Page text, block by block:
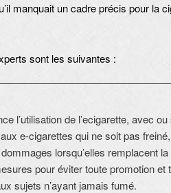
manquait un cadre précis pour la
sont les suivantes :
l’utilisation de l’ecigarette, avec
e-cigarettes qui ne soit pas
lorsqu’elles remplacent
pour éviter toute promotion et
sujets n’ayant jamais fumé.